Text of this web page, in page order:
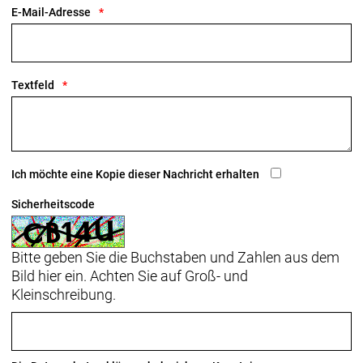
für Rahmentasche, Flat Mount-
Rahmengröße: 61
Gangschaltung: SRAM Apex 1, langer Käfig, max.
42 Z. an größtem Ritzel
Anzahl Gänge: 1
Schalthebel: SRAM Apex, 11fach // SRAM Apex,
11fach
Hinterradbremse: Mechanische 2-Kolben-
Mechanische 2-Kolben-Scheibenbremse Tektro
E-Mail-Adresse
Textfeld
Ich möchte eine Kopie dieser Nachricht erhalten
Sicherheitscode
Bitte geben Sie die Buchstaben und Zahlen aus dem
Bild hier ein. Achten Sie auf Groß- und
Kleinschreibung.